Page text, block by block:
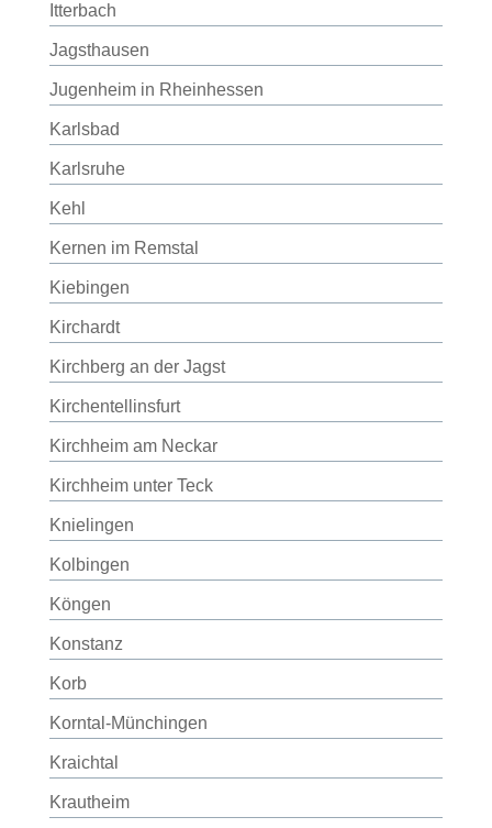
Itterbach
Jagsthausen
Jugenheim in Rheinhessen
Karlsbad
Karlsruhe
Kehl
Kernen im Remstal
Kiebingen
Kirchardt
Kirchberg an der Jagst
Kirchentellinsfurt
Kirchheim am Neckar
Kirchheim unter Teck
Knielingen
Kolbingen
Köngen
Konstanz
Korb
Korntal-Münchingen
Kraichtal
Krautheim